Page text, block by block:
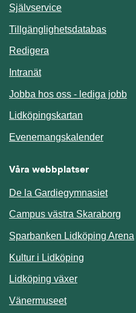
SjälvserviceLänk till annan
TillgänglighetsdatabasLänk
Redigera
IntranätLänk till annan
Jobba hos oss - lediga jobb
Lidköpingskartan
EvenemangskalenderLänk
Våra webbplatser
De la Gardiegymnasiet
Campus västra Skaraborg
Sparbanken Lidköping Arena
Kultur i Lidköping
Lidköping växer
Vänermuseet